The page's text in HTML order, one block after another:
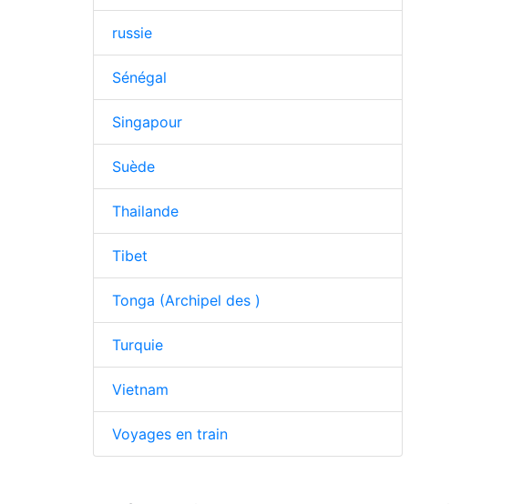
russie
Sénégal
Singapour
Suède
Thailande
Tibet
Tonga (Archipel des )
Turquie
Vietnam
Voyages en train